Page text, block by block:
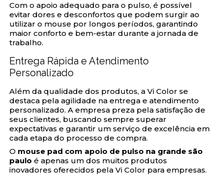
Com o apoio adequado para o pulso, é possível
evitar dores e desconfortos que podem surgir ao
utilizar o mouse por longos períodos, garantindo
maior conforto e bem-estar durante a jornada de
trabalho.
Entrega Rápida e Atendimento
Personalizado
Além da qualidade dos produtos, a Vi Color se
destaca pela agilidade na entrega e atendimento
personalizado. A empresa preza pela satisfação de
seus clientes, buscando sempre superar
expectativas e garantir um serviço de excelência em
cada etapa do processo de compra.
O mouse pad com apoio de pulso na grande são
paulo é apenas um dos muitos produtos
inovadores oferecidos pela Vi Color para empresas.